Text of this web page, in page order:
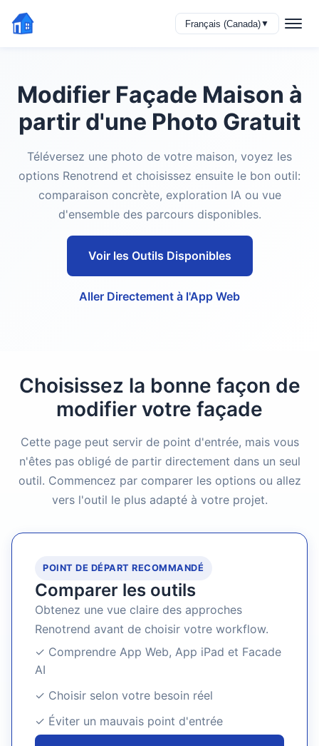
Français (Canada)▼
Modifier Façade Maison à
partir d'une Photo Gratuit
Téléversez une photo de votre maison, voyez les
options Renotrend et choisissez ensuite le bon outil:
comparaison concrète, exploration IA ou vue
d'ensemble des parcours disponibles.
Voir les Outils Disponibles
Aller Directement à l'App Web
Choisissez la bonne façon de
modifier votre façade
Cette page peut servir de point d'entrée, mais vous
n'êtes pas obligé de partir directement dans un seul
outil. Commencez par comparer les options ou allez
vers l'outil le plus adapté à votre projet.
POINT DE DÉPART RECOMMANDÉ
Comparer les outils
Obtenez une vue claire des approches
Renotrend avant de choisir votre workflow.
✓ Comprendre App Web, App iPad et Facade
AI
✓ Choisir selon votre besoin réel
✓ Éviter un mauvais point d'entrée